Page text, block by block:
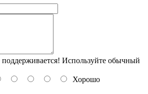
Используйте обычный
Хорошо